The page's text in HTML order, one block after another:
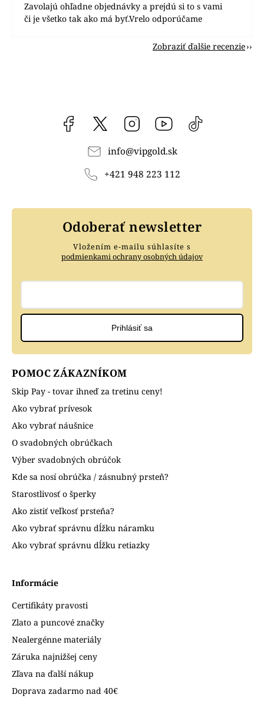
Zavolajú ohľadne objednávky a prejdú si to s vami
či je všetko tak ako má byť.Vrelo odporúčame
Zobraziť ďalšie recenzie
Facebook vipgoldsk Instagram YouTube
info@vipgold.sk
+421 948 223 112
POMOC ZÁKAZNÍKOM
Skip Pay - tovar ihneď za tretinu ceny!
Ako vybrať prívesok
Ako vybrať náušnice
O svadobných obrúčkach
Výber svadobných obrúčok
Kde sa nosí obrúčka / zásnubný prsteň?
Starostlivosť o šperky
Ako zistiť veľkosť prsteňa?
Ako vybrať správnu dĺžku náramku
Ako vybrať správnu dĺžku retiazky
Informácie
Certifikáty pravosti
Zlato a puncové značky
Nealergénne materiály
Záruka najnižšej ceny
Zľava na ďalší nákup
Doprava zadarmo nad 40€
Odoberať newsletter
Vložením e-mailu súhlasíte s
podmienkami ochrany osobných údajov
Prihlásiť sa